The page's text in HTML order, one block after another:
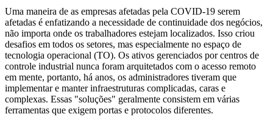
Uma maneira de as empresas afetadas pela COVID-19 serem
afetadas é enfatizando a necessidade de continuidade dos negócios,
não importa onde os trabalhadores estejam localizados. Isso criou
desafios em todos os setores, mas especialmente no espaço de
tecnologia operacional (TO). Os ativos gerenciados por centros de
controle industrial nunca foram arquitetados com o acesso remoto
em mente, portanto, há anos, os administradores tiveram que
implementar e manter infraestruturas complicadas, caras e
complexas. Essas "soluções" geralmente consistem em várias
ferramentas que exigem portas e protocolos diferentes.